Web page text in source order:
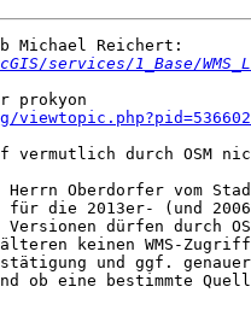
Michael Reichert:
1_Base/
vermutlich durch OSM
Oberdorfer vom
für die 2013er- (und
dürfen durch
keinen WMS-
und ggf.
ob eine bestimmte